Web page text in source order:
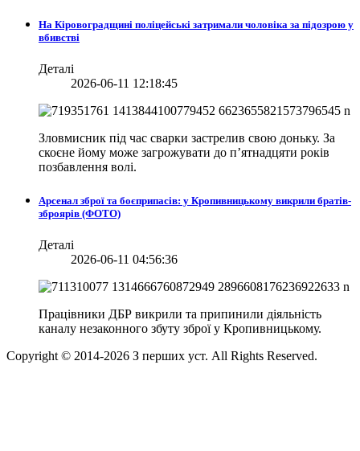
На Кіровоградщині поліцейські затримали чоловіка за підозрою у
вбивстві
Деталі
2026-06-11 12:18:45
Зловмисник під час сварки застрелив свою доньку. За
скоєне йому може загрожувати до п’ятнадцяти років
позбавлення волі.
Арсенал зброї та боєприпасів: у Кропивницькому викрили братів-
зброярів (ФОТО)
Деталі
2026-06-11 04:56:36
Працівники ДБР викрили та припинили діяльність
каналу незаконного збуту зброї у Кропивницькому.
Copyright © 2014-2026 З перших уст. All Rights Reserved.